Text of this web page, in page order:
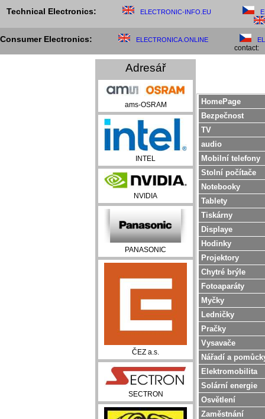
Technical Electronics: ELECTRONIC-INFO.EU
Consumer Electronics: ELECTRONICA.ONLINE
contact:
Adresář
ams-OSRAM
INTEL
NVIDIA
PANASONIC
ČEZ a.s.
SECTRON
HomePage
Bezpečnost
TV
audio
Mobilní telefony
Stolní počítače
Notebooky
Tablety
Tiskárny
Displaye
Hodinky
Projektory
Chytré brýle
Fotoaparáty
Myčky
Ledničky
Pračky
Vysavače
Nářadí a
Elektromobilita
Solární energie
Osvětlení
Zaměstnání